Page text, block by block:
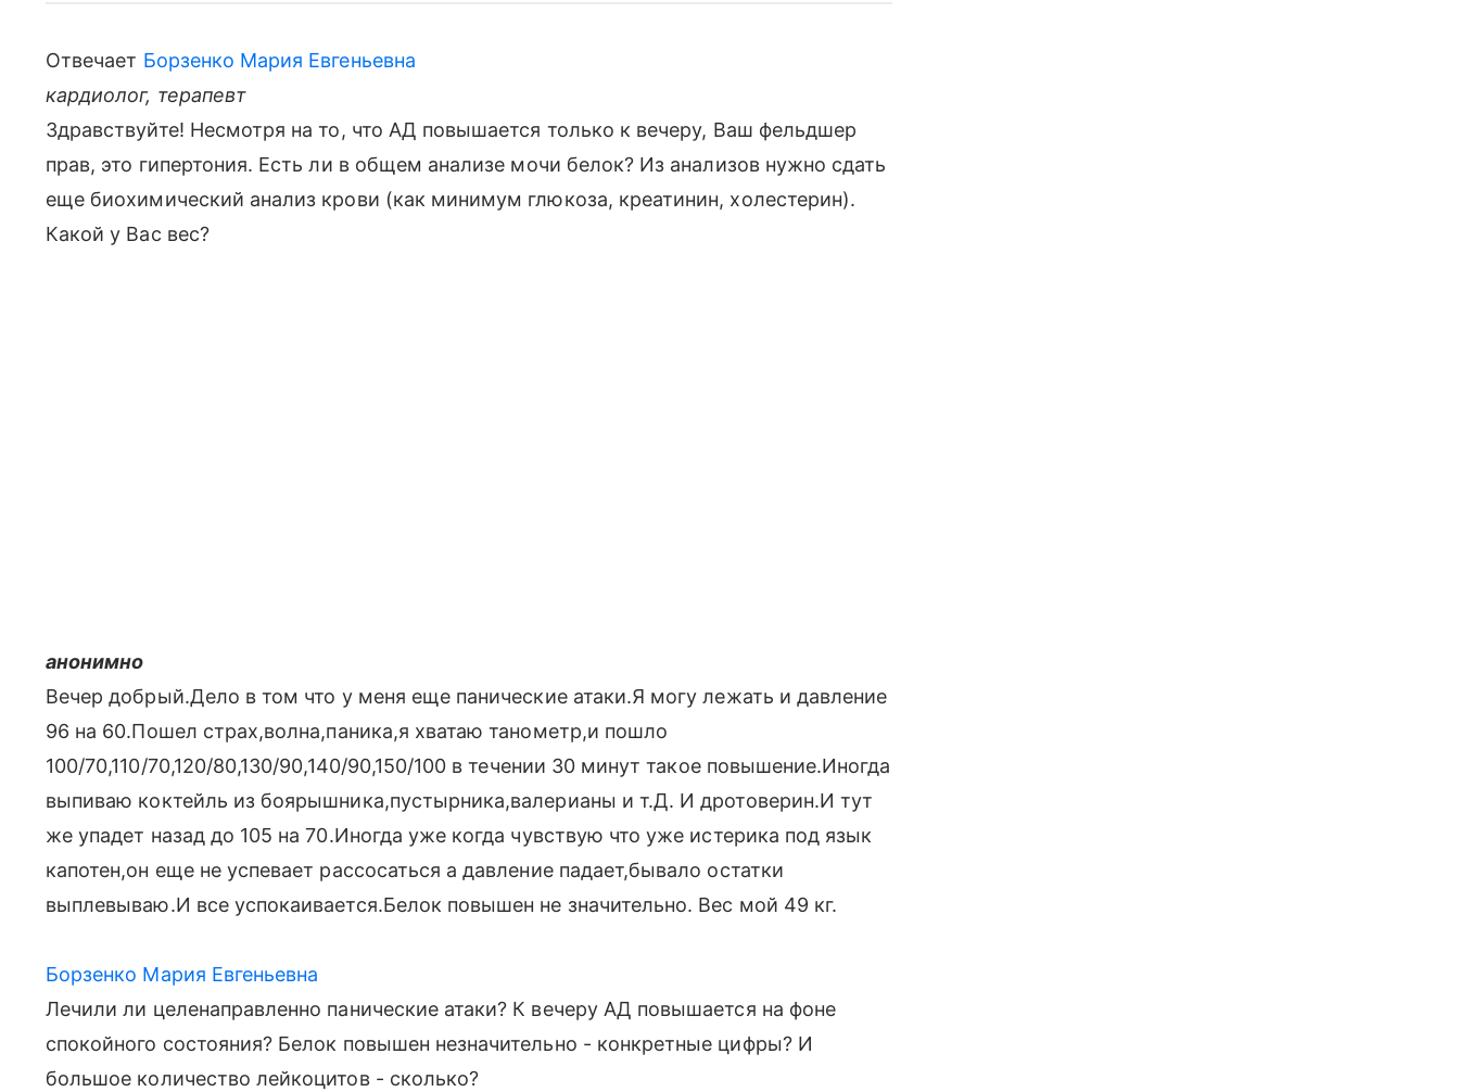
Отвечает Борзенко Мария Евгеньевна
кардиолог, терапевт
Здравствуйте! Несмотря на то, что АД повышается только к вечеру, Ваш фельдшер
прав, это гипертония. Есть ли в общем анализе мочи белок? Из анализов нужно сдать
еще биохимический анализ крови (как минимум глюкоза, креатинин, холестерин).
Какой у Вас вес?
анонимно
Вечер добрый.Дело в том что у меня еще панические атаки.Я могу лежать и давление
96 на 60.Пошел страх,волна,паника,я хватаю танометр,и пошло
100/70,110/70,120/80,130/90,140/90,150/100 в течении 30 минут такое повышение.Иногда
выпиваю коктейль из боярышника,пустырника,валерианы и т.Д. И дротоверин.И тут
же упадет назад до 105 на 70.Иногда уже когда чувствую что уже истерика под язык
капотен,он еще не успевает рассосаться а давление падает,бывало остатки
выплевываю.И все успокаивается.Белок повышен не значительно. Вес мой 49 кг.
Борзенко Мария Евгеньевна
Лечили ли целенаправленно панические атаки? К вечеру АД повышается на фоне
спокойного состояния? Белок повышен незначительно - конкретные цифры? И
большое количество лейкоцитов - сколько?